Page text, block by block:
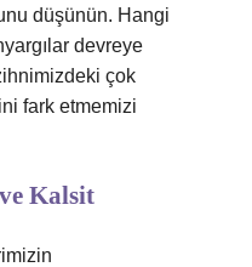
düşünün. Hangi
devreye
çok
fark etmemizi
Kalsit